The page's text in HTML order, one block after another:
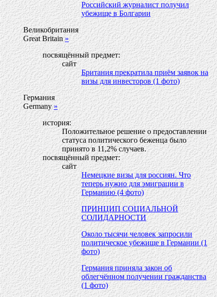
Российский журналист получил
убежище в Болгарии
Великобритания
Great Britain»
посвящённый предмет:
сайт
Британия прекратила приём заявок на
визы для инвесторов (1 фото)
Германия
Germany»
история:
Положительное решение о предоставлении
статуса политического беженца было
принято в 11,2% случаев.
посвящённый предмет:
сайт
Немецкие визы для россиян. Что
теперь нужно для эмиграции в
Германию (4 фото)
ПРИНЦИП СОЦИАЛЬНОЙ
СОЛИДАРНОСТИ
Около тысячи человек запросили
политическое убежище в Германии (1
фото)
Германия приняла закон об
облегчённом получении гражданства
(1 фото)